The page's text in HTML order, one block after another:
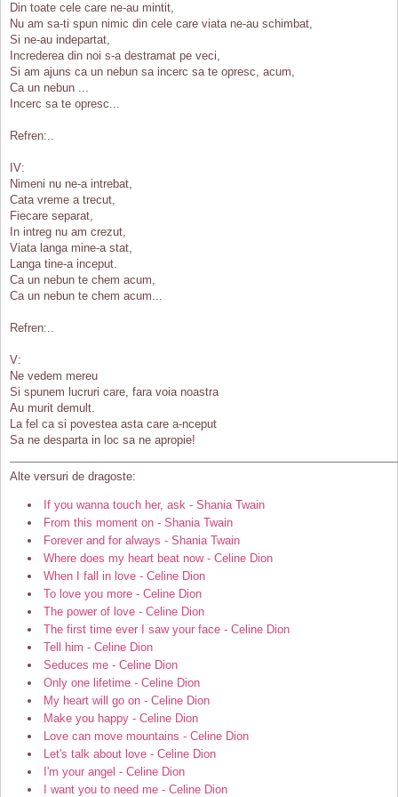
Din toate cele care ne-au mintit,
Nu am sa-ti spun nimic din cele care viata ne-au schimbat,
Si ne-au indepartat,
Increderea din noi s-a destramat pe veci,
Si am ajuns ca un nebun sa incerc sa te opresc, acum,
Ca un nebun ...
Incerc sa te opresc...
Refren:..
IV:
Nimeni nu ne-a intrebat,
Cata vreme a trecut,
Fiecare separat,
In intreg nu am crezut,
Viata langa mine-a stat,
Langa tine-a inceput.
Ca un nebun te chem acum,
Ca un nebun te chem acum...
Refren:..
V:
Ne vedem mereu
Si spunem lucruri care, fara voia noastra
Au murit demult.
La fel ca si povestea asta care a-nceput
Sa ne desparta in loc sa ne apropie!
Alte versuri de dragoste:
If you wanna touch her, ask - Shania Twain
From this moment on - Shania Twain
Forever and for always - Shania Twain
Where does my heart beat now - Celine Dion
When I fall in love - Celine Dion
To love you more - Celine Dion
The power of love - Celine Dion
The first time ever I saw your face - Celine Dion
Tell him - Celine Dion
Seduces me - Celine Dion
Only one lifetime - Celine Dion
My heart will go on - Celine Dion
Make you happy - Celine Dion
Love can move mountains - Celine Dion
Let's talk about love - Celine Dion
I'm your angel - Celine Dion
I want you to need me - Celine Dion